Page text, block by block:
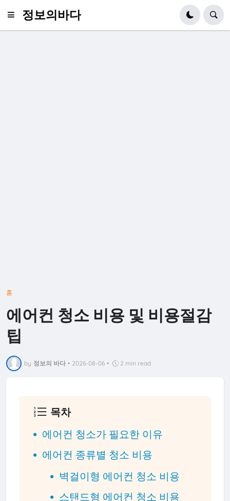
정보의바다
홈
에어컨 청소 비용 및 비용절감
팁
by 정보의 바다 • 2026-08-06 • 2 min read
목차
에어컨 청소가 필요한 이유
에어컨 종류별 청소 비용
벽걸이형 에어컨 청소 비용
스탠드형 에어컨 청소 비용